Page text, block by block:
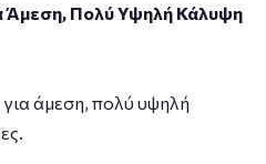
Άμεση, Πολύ Υψηλή Κάλυψη
άμεση, πολύ υψηλή